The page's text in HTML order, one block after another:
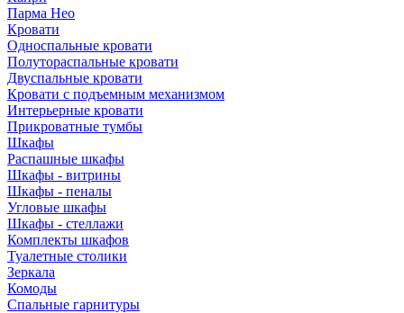
Парма Нео
Кровати
Односпальные кровати
Полутораспальные кровати
Двуспальные кровати
Кровати с подъемным механизмом
Интерьерные кровати
Прикроватные тумбы
Шкафы
Распашные шкафы
Шкафы - витрины
Шкафы - пеналы
Угловые шкафы
Шкафы - стеллажи
Комплекты шкафов
Туалетные столики
Зеркала
Комоды
Спальные гарнитуры